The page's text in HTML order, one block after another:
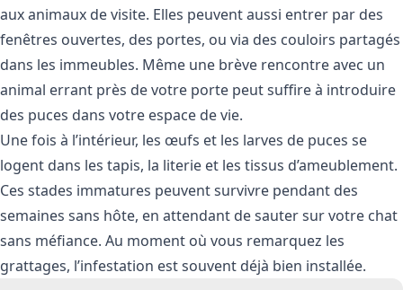
aux animaux de visite. Elles peuvent aussi entrer par des
fenêtres ouvertes, des portes, ou via des couloirs partagés
dans les immeubles. Même une brève rencontre avec un
animal errant près de votre porte peut suffire à introduire
des puces dans votre espace de vie.
Une fois à l’intérieur, les œufs et les larves de puces se
logent dans les tapis, la literie et les tissus d’ameublement.
Ces stades immatures peuvent survivre pendant des
semaines sans hôte, en attendant de sauter sur votre chat
sans méfiance. Au moment où vous remarquez les
grattages, l’infestation est souvent déjà bien installée.